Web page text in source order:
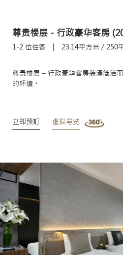
尊贵楼层 - 行政豪华客房
1-2 位住客 23.14平方米 / 250
尊贵楼层 – 行政豪华客房装潢简洁
的环境。
立即預訂 虚拟导览